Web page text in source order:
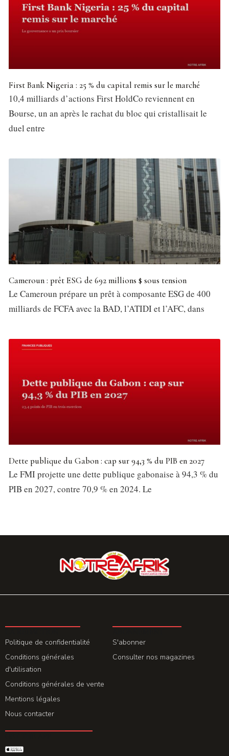
First Bank Nigeria : 25 % du capital remis sur le marché
10,4 milliards d’actions First HoldCo reviennent en
Bourse, un an après le rachat du bloc qui cristallisait le
duel entre
Cameroun : prêt ESG de 692 millions $ sous tension
Le Cameroun prépare un prêt à composante ESG de 400
milliards de FCFA avec la BAD, l’ATIDI et l’AFC, dans
Dette publique du Gabon : cap sur 94,3 % du PIB en 2027
Le FMI projette une dette publique gabonaise à 94,3 % du
PIB en 2027, contre 70,9 % en 2024. Le
Politique de confidentialité
Conditions générales
d'utilisation
Conditions générales de vente
Mentions légales
Nous contacter
S'abonner
Consulter nos magazines